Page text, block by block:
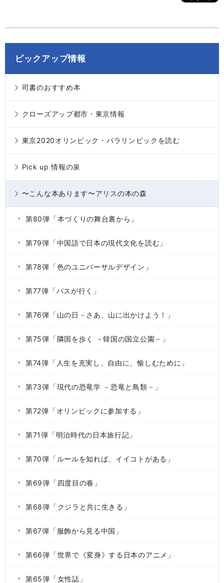
ピックアップ情報
司書のおすすめ本
クローズアップ都市・東京情報
東京2020オリンピック・パラリンピックを読む
Pick up 情報の泉
〜こんな本あります〜アリスの本の森
第80弾「本づくりの舞台裏から」
第79弾「中国語で日本の現代文化を読む」
第78弾「色のユニバーサルデザイン」
第77弾「バスが行く」
第76弾「山の日－さあ、山に出かけよう！」
第75弾「隣国を歩く －韓国の国立公園－」
第74弾「人生を充実し、自由に、愉しむために」
第73弾「現代の恐竜学 －恐竜と鳥類－」
第72弾「オリンピックに参加する」
第71弾「明治時代の日本旅行記」
第70弾「ルールを知れば、イイコトがある」
第69弾「四度目の春」
第68弾「クジラと共に生きる」
第67弾「服飾から見る中国」
第66弾「世界で《変身》する日本のアニメ」
第65弾「女性誌」